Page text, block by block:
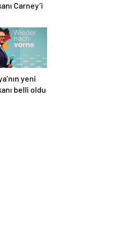
Carney’i
yeni
belli oldu